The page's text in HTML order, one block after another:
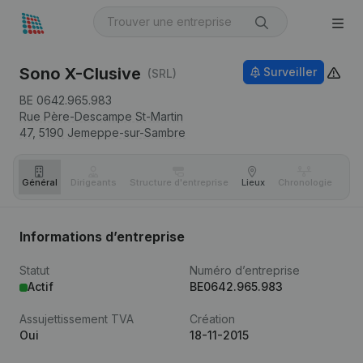
Sono X-Clusive (SRL)
BE 0642.965.983
Rue Père-Descampe St-Martin
47, 5190 Jemeppe-sur-Sambre
Surveiller
Général Dirigeants Structure d'entreprise Lieux Chronologie
Informations d’entreprise
Statut
Actif
Numéro d’entreprise
BE0642.965.983
Assujettissement TVA
Oui
Création
18-11-2015